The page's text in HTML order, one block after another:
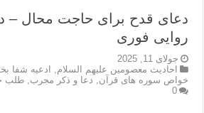
نماز حاجت برای کار گشایی- دعای رفع
دعای رفع فقر و طلب رزق و روزی – آیه‌
لا حول ولا قوة الا بالله برای چشم زخم –
دعای قدح برای حاجت محال –
روایی فوری
جولای 11, 2025
احادیث معصومین علیهم السلام
ادعیه شفا
خواص سوره های قرآن
دعا و ذکر مجرب ,طلب
0